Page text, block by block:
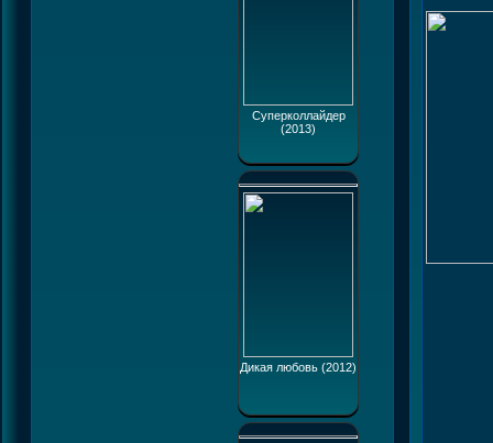
Суперколлайдер
(2013)
Дикая любовь (2012)